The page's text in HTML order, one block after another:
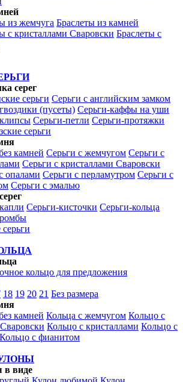
из жемчуга Браслеты из камней
с кристаллами Сваровски Браслеты с
серег
серьги Серьги с английским замком
(пусеты) Серьги-каффы на уши
Серьги-петли Серьги-протяжки
серьги
камней Серьги с жемчугом Серьги с
Серьги с кристаллами Сваровски
опалами Серьги с перламутром Серьги с
Серьги с эмалью
Серьги-кисточки Серьги-кольца
кольцо для предложения
18 19 20 21 Без размера
камней Кольца с жемчугом Кольцо с
Кольцо с кристаллами Кольцо с
Кольцо с фианитом
в виде